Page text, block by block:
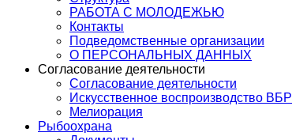
РАБОТА С МОЛОДЕЖЬЮ
Контакты
Подведомственные организации
О ПЕРСОНАЛЬНЫХ ДАННЫХ
Согласование деятельности
Согласование деятельности
Искусственное воспроизводство ВБР
Мелиорация
Рыбоохрана